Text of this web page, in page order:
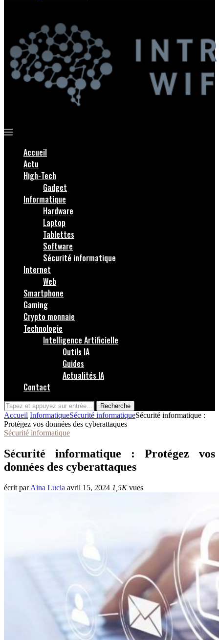
Accueil
Actu
High-Tech
Gadget
Informatique
Hardware
Laptop
Tablettes
Software
Sécurité informatique
Internet
Web
Smartphone
Gaming
Crypto monnaie
Technologie
Intelligence Artificielle
Outils IA
Guides
Actualités IA
Contact
Recherche
Accueil InformatiqueSécurité informatiqueSécurité informatique :
Protégez vos données des cyberattaques
Sécurité informatique
Sécurité informatique : Protégez vos
données des cyberattaques
écrit parAina Lucia avril 15, 2024 1,5Kvues